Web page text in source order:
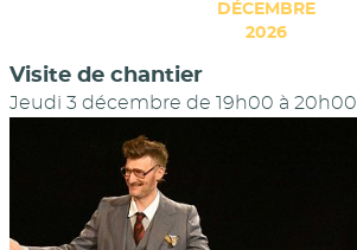
DÉCEMBRE
2026
Visite de chantier
Jeudi 3 décembre de 19h00 à 20h00